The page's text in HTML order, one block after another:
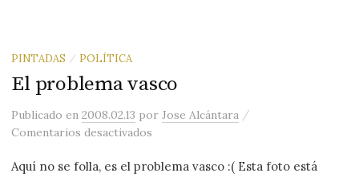
PINTADAS / POLÍTICA
El problema vasco
Publicadoen2008.02.13 porJose Alcántara /
Comentarios desactivados
Aquí no se folla, es el problema vasco :( Esta foto está